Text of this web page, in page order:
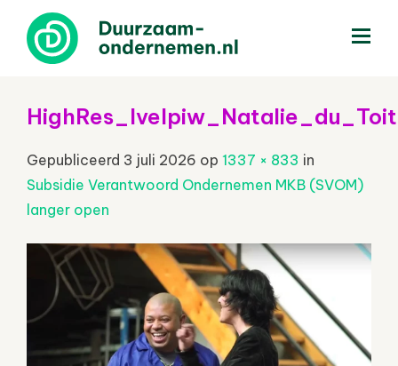
Gepubliceerd 3 juli 2026 op 1337 × 833 in
Subsidie Verantwoord Ondernemen MKB (SVOM)
langer open